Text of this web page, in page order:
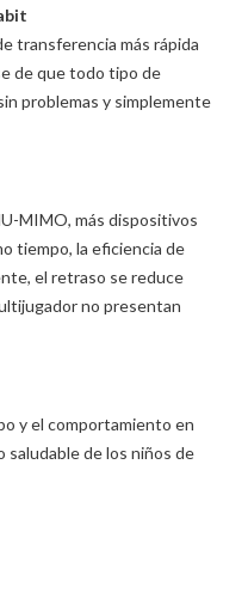
transferencia más rápida
de que todo tipo de
problemas y simplemente
MIMO, más dispositivos
tiempo, la eficiencia de
el retraso se reduce
no presentan
y el comportamiento en
saludable de los niños de